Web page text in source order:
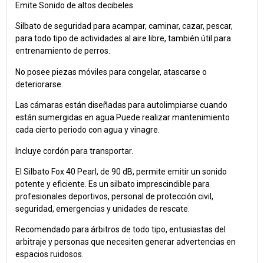
Emite Sonido de altos decibeles.
Silbato de seguridad para acampar, caminar, cazar, pescar,
para todo tipo de actividades al aire libre, también útil para
entrenamiento de perros.
No posee piezas móviles para congelar, atascarse o
deteriorarse.
Las cámaras están diseñadas para autolimpiarse cuando
están sumergidas en agua Puede realizar mantenimiento
cada cierto periodo con agua y vinagre.
Incluye cordón para transportar.
El Silbato Fox 40 Pearl, de 90 dB, permite emitir un sonido
potente y eficiente. Es un silbato imprescindible para
profesionales deportivos, personal de protección civil,
seguridad, emergencias y unidades de rescate.
Recomendado para árbitros de todo tipo, entusiastas del
arbitraje y personas que necesiten generar advertencias en
espacios ruidosos.